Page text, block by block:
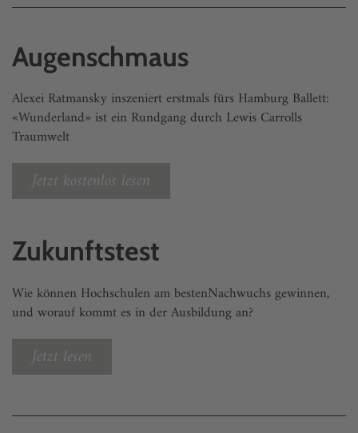
Augenschmaus
Alexei Ratmansky inszeniert erstmals fürs Hamburg Ballett:
«Wunderland» ist ein Rundgang durch Lewis Carrolls
Traumwelt
Jetzt kostenlos lesen
Zukunftstest
Wie können Hochschulen am bestenNachwuchs gewinnen,
und worauf kommt es in der Ausbildung an?
Jetzt lesen